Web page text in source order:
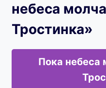
небеса
Тростинка»
Пока небеса